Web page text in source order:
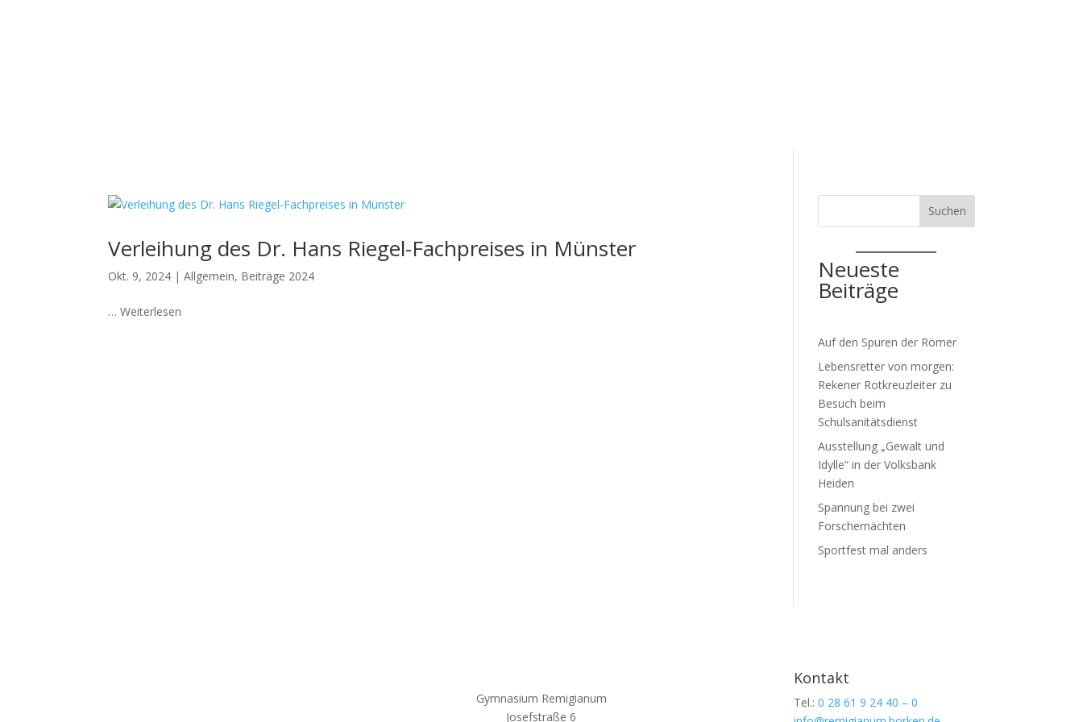
Verleihung des Dr. Hans Riegel-Fachpreises in Münster
Okt. 9, 2024 |Allgemein, Beiträge 2024
… Weiterlesen
Suchen
Neueste
Beiträge
Auf den Spuren der Römer
Lebensretter von morgen:
Rekener Rotkreuzleiter zu
Besuch beim
Schulsanitätsdienst
Ausstellung „Gewalt und
Idylle“ in der Volksbank
Heiden
Spannung bei zwei
Forschernächten
Sportfest mal anders
Gymnasium Remigianum
Josefstraße 6
Kontakt
Tel.:0 28 61 9 24 40 – 0